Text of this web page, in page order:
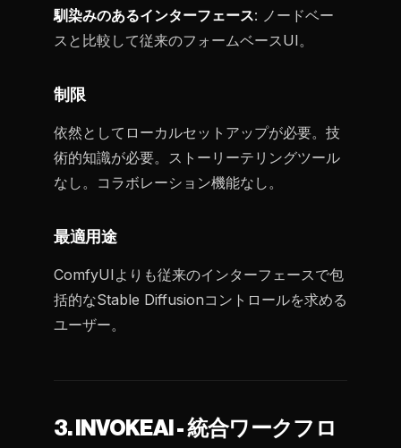
馴染みのあるインターフェース: ノードベー
スと比較して従来のフォームベースUI。
制限
依然としてローカルセットアップが必要。技
術的知識が必要。ストーリーテリングツール
なし。コラボレーション機能なし。
最適用途
ComfyUIよりも従来のインターフェースで包
括的なStable Diffusionコントロールを求める
ユーザー。
3. INVOKEAI - 統合ワークフロ